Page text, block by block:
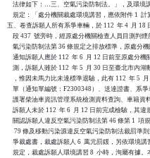
法律如下：…三、空氣污染防制法。」，及環境講
規定：「處分機關裁處環境講習，應依附件 1
五、卷查訴願人所有系爭車輛，於 112  年 4  月 18
段 437  號旁時，經原處分機關檢查人員目測判
氣污染防制法第 36 條規定之排放標準，原處分機
通知訴願人應於 112  年 6  月 12 日前至原處分
測，訴願人雖於 112  年 5  月 30 日至臺北市內
，惟因未馬力比未達標準退驗，此有 112  年 5
單（通知單編號：F2300348）、送達證書、系
護署柴油車資訊管理系統檢測資料查詢、車籍資
訴願人未於 112  年 6  月 12 日前完成檢驗，其
關認訴願人違反空氣污染防制法第 46 條第 1
79 條及移動污染源違反空氣污染防制法裁罰準則
爭裁處書，裁處訴願人 6  萬元罰鍰，另依環境講
規定，裁處訴願人環境講習 8  小時，洵屬有據